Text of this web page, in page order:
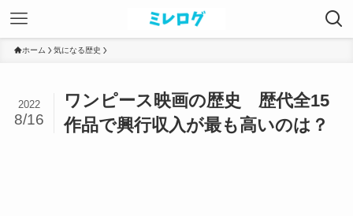
ホーム 気になる歴史
ワンピース映画の歴史 歴代全15
作品で興行収入が最も高いのは？
2022
8/16